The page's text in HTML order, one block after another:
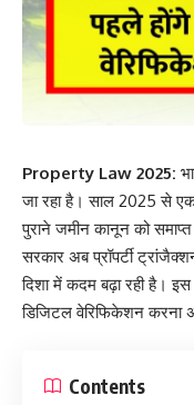
Property Law 2025:
जा रहा है। साल 2025 से एक
पुराने जमीन कानून को
सरकार अब प्रॉपर्टी
दिशा में कदम बढ़ा रही है।
डिजिटल वेरिफिकेशन करना
Contents